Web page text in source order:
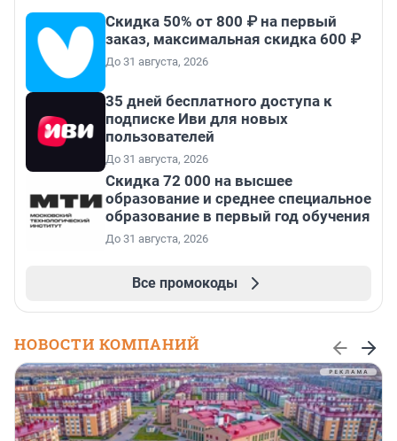
Скидка 50% от 800 ₽ на первый
заказ, максимальная скидка 600 ₽
До 31 августа, 2026
35 дней бесплатного доступа к
подписке Иви для новых
пользователей
До 31 августа, 2026
Скидка 72 000 на высшее
образование и среднее специальное
образование в первый год обучения
До 31 августа, 2026
Все промокоды
НОВОСТИ КОМПАНИЙ